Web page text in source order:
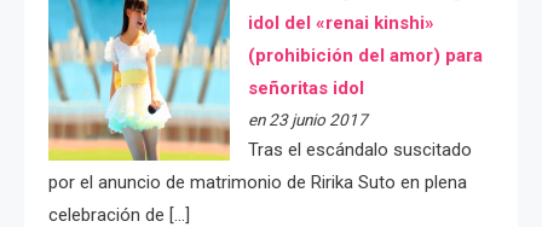
idol del «renai kinshi»
(prohibición del amor) para
señoritas idol
en 23 junio 2017
Tras el escándalo suscitado
por el anuncio de matrimonio de Ririka Suto en plena
celebración de […]